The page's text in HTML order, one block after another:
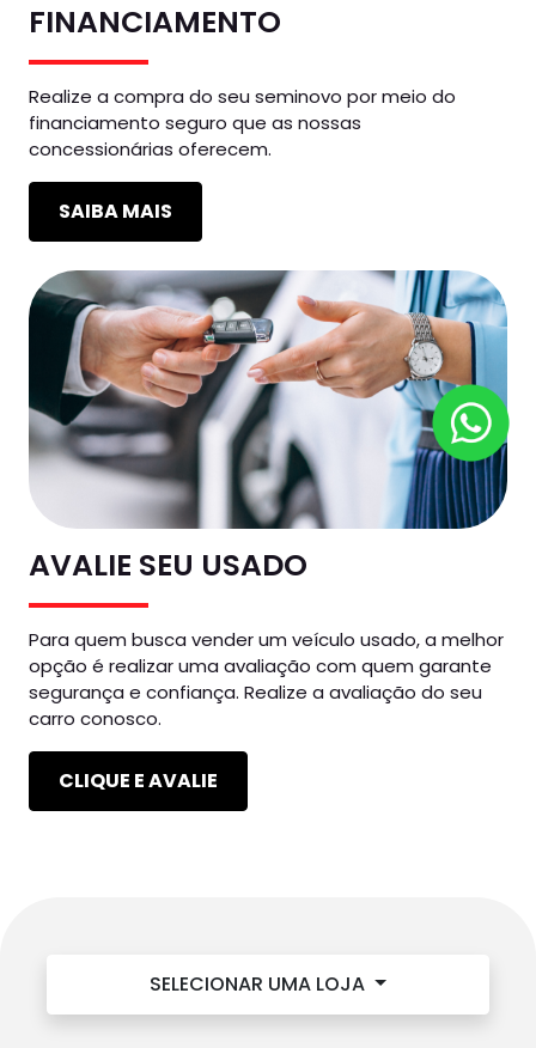
FINANCIAMENTO
Realize a compra do seu seminovo por meio do
financiamento seguro que as nossas
concessionárias oferecem.
SAIBA MAIS
AVALIE SEU USADO
Para quem busca vender um veículo usado, a melhor
opção é realizar uma avaliação com quem garante
segurança e confiança. Realize a avaliação do seu
carro conosco.
CLIQUE E AVALIE
SELECIONAR UMA LOJA